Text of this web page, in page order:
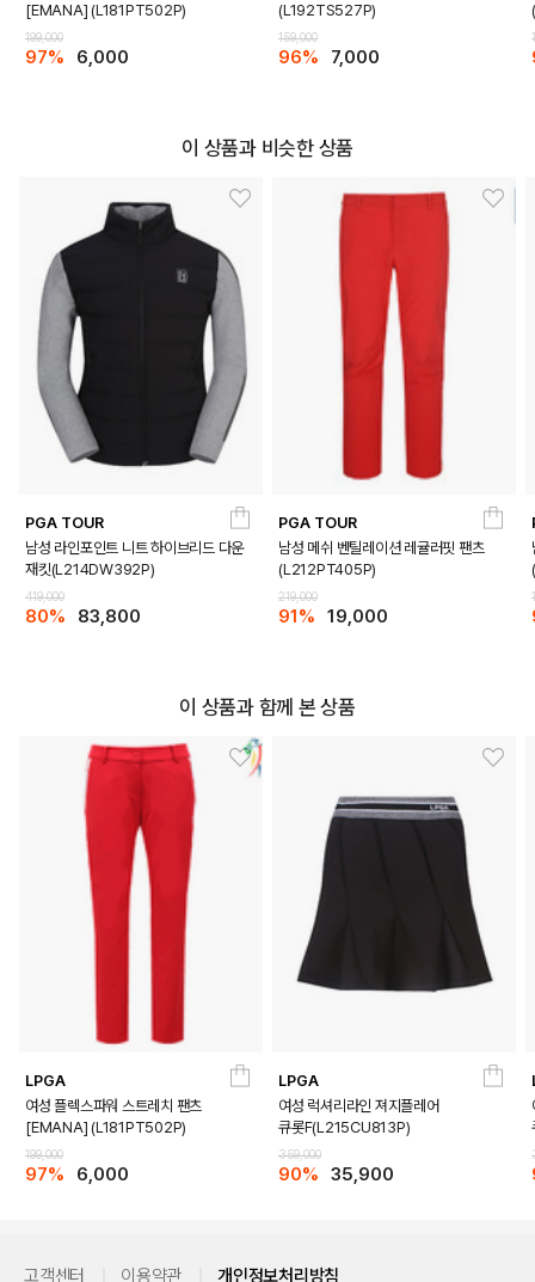
[EMANA] (L181PT502P)
199,000
97% 6,000
(L192TS527P)
159,000
96% 7,000
이 상품과 비슷한 상품
PGA TOUR
남성 라인포인트 니트 하이브리드 다운
재킷(L214DW392P)
419,000
80% 83,800
PGA TOUR
남성 메쉬 벤틸레이션 레귤러핏 팬츠
(L212PT405P)
219,000
91% 19,000
이 상품과 함께 본 상품
LPGA
여성 플렉스파워 스트레치 팬츠
[EMANA] (L181PT502P)
199,000
97% 6,000
LPGA
여성 럭셔리라인 져지플레어
큐롯F(L215CU813P)
359,000
90% 35,900
고객센터 이용약관 개인정보처리방침